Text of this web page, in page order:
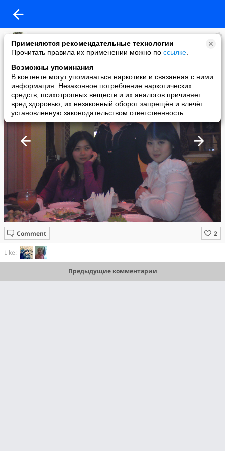
Применяются рекомендательные технологии
Прочитать правила их применении можно по ссылке
Возможны упоминания
В контенте могут упоминаться наркотики и связанная с ними
информация. Незаконное потребление наркотических
средств, психотропных веществ и их аналогов причиняет
вред здоровью, их незаконный оборот запрещён и влечёт
установленную законодательством ответственность
Милка!!!
added a photo
14 Apr в 22:26
Comment
Like:
Предыдущие комментарии